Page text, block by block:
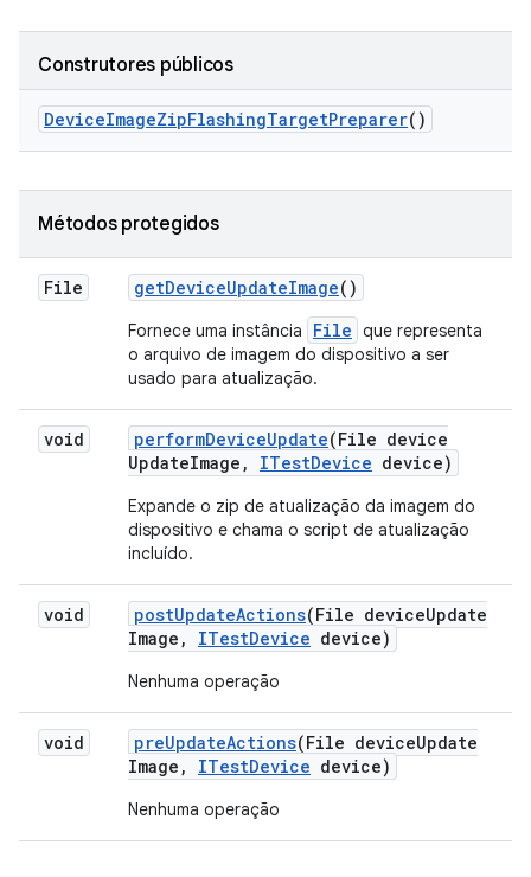
Construtores públicos
DeviceImageZipFlashingTargetPreparer()
Métodos protegidos
File getDeviceUpdateImage()
Fornece uma instância File que representa
o arquivo de imagem do dispositivo a ser
usado para atualização.
void performDeviceUpdate(File device
UpdateImage , ITestDevice device)
Expande o zip de atualização da imagem do
dispositivo e chama o script de atualização
incluído.
void postUpdateActions(File deviceUpdate
Image , ITestDevice device)
Nenhuma operação
void preUpdateActions(File deviceUpdate
Image , ITestDevice device)
Nenhuma operação